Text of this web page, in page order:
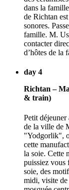
dans la
de Richtan
sonores.
famille. M.
contacter
d’hôtes de la
day 4
Richtan –
& train)
Petit déjeuner
de la ville de
"Yodgorlik",
cette
la soie. Cette
puissiez vous
soie, des
midi, visite de